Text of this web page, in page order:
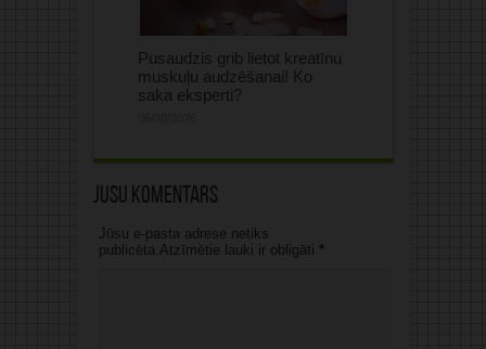
Pusaudzis grib lietot kreatīnu
muskuļu audzēšanai! Ko
saka eksperti?
Jūsu komentārs
Jūsu e-pasta adrese netiks
publicēta.Atzīmētie lauki ir obligāti *